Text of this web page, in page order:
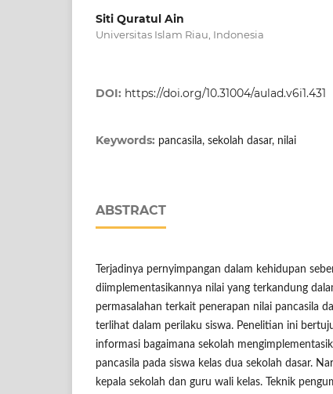
Siti Quratul Ain
Universitas Islam Riau, Indonesia
DOI: https://doi.org/10.31004/aulad.v6i1.431
Keywords: pancasila, sekolah dasar, nilai
ABSTRACT
Terjadinya pernyimpangan dalam kehidupan
diimplementasikannya nilai yang terkandung
permasalahan terkait penerapan nilai pancasila
terlihat dalam perilaku siswa. Penelitian ini
informasi bagaimana sekolah
pancasila pada siswa kelas dua sekolah dasar.
kepala sekolah dan guru wali kelas. Teknik